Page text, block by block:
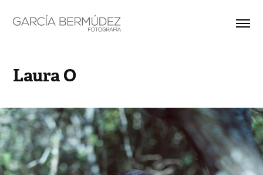
Laura O